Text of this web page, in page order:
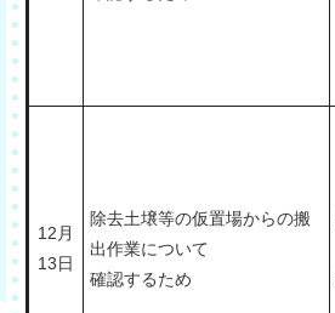
12月
13日
除去土壌等の仮置場からの搬
出作業について
確認するため